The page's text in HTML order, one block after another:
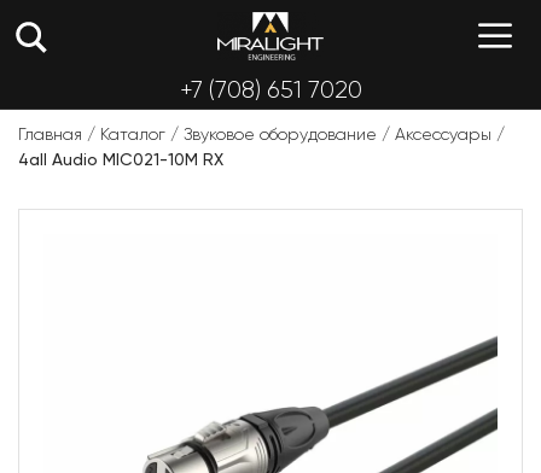
+7 (708) 651 7020
Главная / Каталог / Звуковое оборудование / Аксессуары /
4all Audio MIC021-10M RX